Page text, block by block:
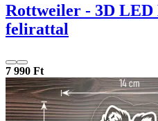
Rottweiler - 3D
felirattal
7 990 Ft